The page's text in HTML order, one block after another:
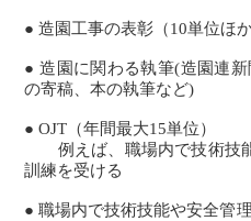
● 造園工事の表彰（10単位ほか
● 造園に関わる執筆(造園連
の寄稿、本の執筆など)
● OJT（年間最大15単位）
例えば、職場内で技術技
訓練を受ける
● 職場内で技術技能や安全管